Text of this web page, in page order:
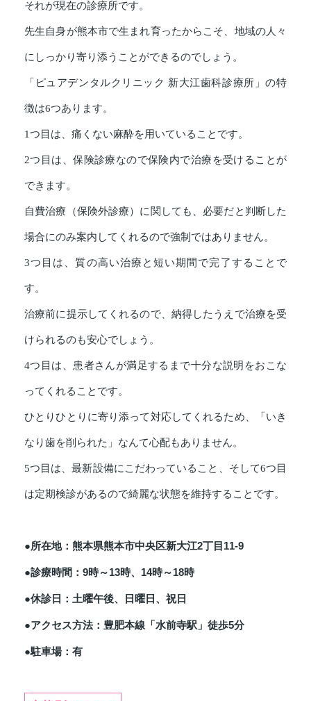
それが現在の診療所です。
先生自身が熊本市で生まれ育ったからこそ、地域の人々
にしっかり寄り添うことができるのでしょう。
「ピュアデンタルクリニック 新大江歯科診療所」の特
徴は6つあります。
1つ目は、痛くない麻酔を用いていることです。
2つ目は、保険診療なので保険内で治療を受けることが
できます。
自費治療（保険外診療）に関しても、必要だと判断した
場合にのみ案内してくれるので強制ではありません。
3つ目は、質の高い治療と短い期間で完了することで
す。
治療前に提示してくれるので、納得したうえで治療を受
けられるのも安心でしょう。
4つ目は、患者さんが満足するまで十分な説明をおこな
ってくれることです。
ひとりひとりに寄り添って対応してくれるため、「いき
なり歯を削られた」なんて心配もありません。
5つ目は、最新設備にこだわっていること、そして6つ目
は定期検診があるので綺麗な状態を維持することです。
●所在地：熊本県熊本市中央区新大江2丁目11-9
●診療時間：9時～13時、14時～18時
●休診日：土曜午後、日曜日、祝日
●アクセス方法：豊肥本線「水前寺駅」徒歩5分
●駐車場：有